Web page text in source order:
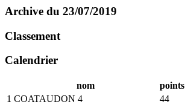
Archive du 23/07/2019
Classement
Calendrier
nom points
1 COATAUDON 4 44